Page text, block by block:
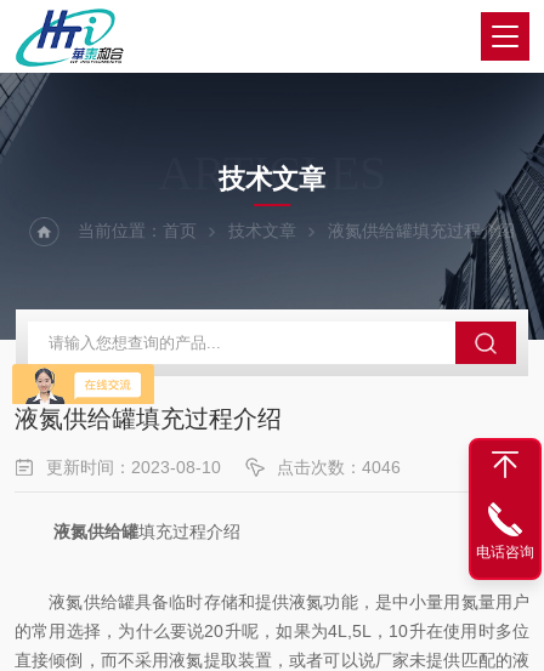
ARTICLES
技术文章
当前位置： 首页 技术文章 液氮供给罐填充过程介绍
液氮供给罐填充过程介绍
更新时间：2023-08-10 点击次数：4046
液氮供给罐填充过程介绍
液氮供给罐具备临时存储和提供液氮功能，是中小量用氮量用户
的常用选择，为什么要说20升呢，如果为4L,5L，10升在使用时多位
直接倾倒，而不采用液氮提取装置，或者可以说厂家未提供匹配的液
电话咨询